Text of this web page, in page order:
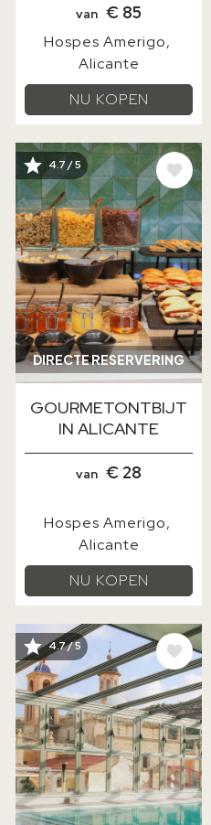
van € 85
Hospes Amerigo
Alicante
NU KOPEN
DIRECTE RESERVERING
AFBEELDING
4.7 / 5
GOURMETONTBIJT
IN ALICANTE
van € 28
Hospes Amerigo
Alicante
NU KOPEN
AFBEELDING
4.7 / 5